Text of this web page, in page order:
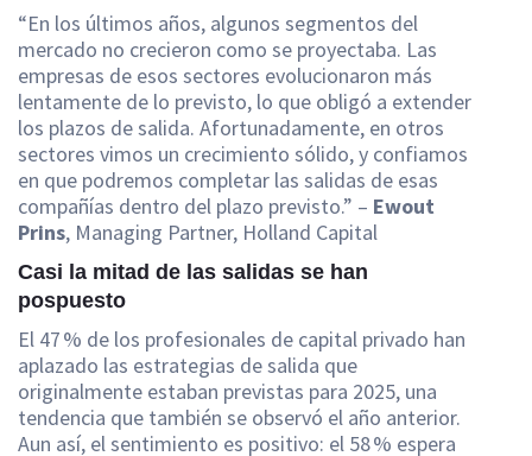
“En los últimos años, algunos segmentos del
mercado no crecieron como se proyectaba. Las
empresas de esos sectores evolucionaron más
lentamente de lo previsto, lo que obligó a extender
los plazos de salida. Afortunadamente, en otros
sectores vimos un crecimiento sólido, y confiamos
en que podremos completar las salidas de esas
compañías dentro del plazo previsto.” – Ewout
Prins, Managing Partner, Holland Capital
Casi la mitad de las salidas se han
pospuesto
El 47 % de los profesionales de capital privado han
aplazado las estrategias de salida que
originalmente estaban previstas para 2025, una
tendencia que también se observó el año anterior.
Aun así, el sentimiento es positivo: el 58 % espera